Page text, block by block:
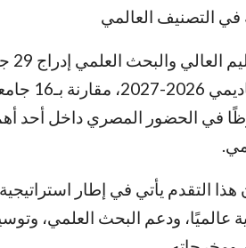
في الحضور المصري داخل أحد أهم
هذا التقدم يأتي في إطار
عالميًا، ودعم البحث العلمي،